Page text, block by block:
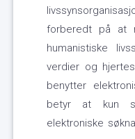
forberedt på at
humanistiske
verdier og
benytter
betyr at kun
elektroniske